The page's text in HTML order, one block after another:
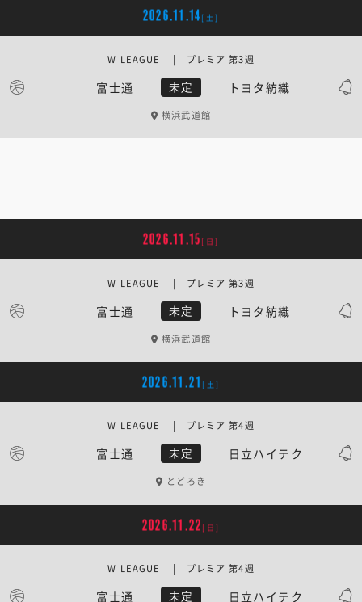
2026.11.14 [土]
富士通 未定 トヨタ紡織
W LEAGUE | プレミア 第3週
横浜武道館
2026.11.15 [日]
富士通 未定 トヨタ紡織
W LEAGUE | プレミア 第3週
横浜武道館
2026.11.21 [土]
富士通 未定 日立ハイテク
W LEAGUE | プレミア 第4週
とどろき
2026.11.22 [日]
富士通 未定 日立ハイテク
W LEAGUE | プレミア 第4週